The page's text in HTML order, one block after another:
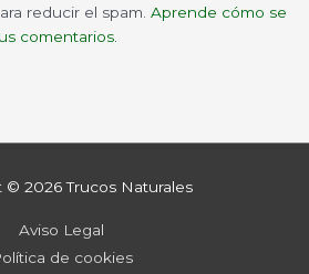
reducir el spam.Aprende cómo se
comentarios.
© 2026Trucos Naturales
Aviso Legal
de cookies